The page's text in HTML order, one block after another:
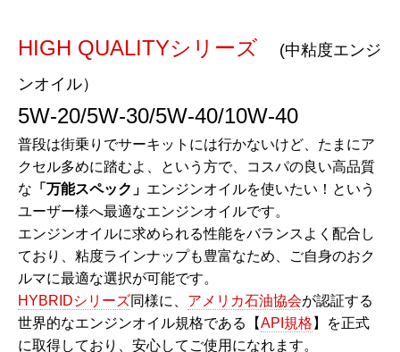
HIGH QUALITYシリーズ
(中粘度エンジ
ンオイル）
5W-20/5W-30/5W-40/10W-40
普段は街乗りでサーキットには行かないけど、たまにア
クセル多めに踏むよ、という方で、コスパの良い高品質
な 「万能スペック」 エンジンオイルを使いたい！という
ユーザー様へ最適なエンジンオイルです。
エンジンオイルに求められる性能をバランスよく配合し
ており、粘度ラインナップも豊富なため、ご自身のおク
ルマに最適な選択が可能です。
HYBRIDシリーズ同様に、 アメリカ石油協会が認証する
世界的なエンジンオイル規格である【API規格 】を正式
に取得しており、安心してご使用になれます。